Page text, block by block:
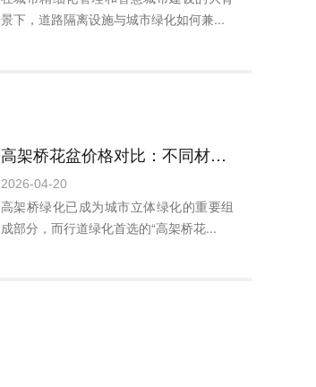
景下，道路隔离设施与城市绿化如何兼...
高架桥花盆价格对比：不同材质到底差在哪？一篇看懂不锈钢/玻璃钢/PP塑料怎么选
2026-04-20
高架桥绿化已成为城市立体绿化的重要组
成部分，而行道绿化首选的“高架桥花...